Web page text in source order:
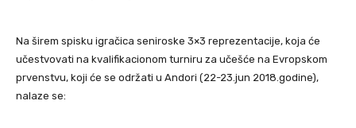
Na širem spisku igračica seniroske 3×3 reprezentacije, koja će
učestvovati na kvalifikacionom turniru za učešće na Evropskom
prvenstvu, koji će se održati u Andori (22-23.jun 2018.godine),
nalaze se: